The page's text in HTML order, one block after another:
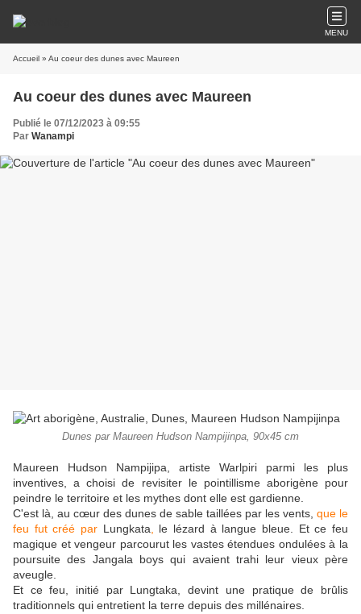
MENU
Accueil » Au coeur des dunes avec Maureen
Au coeur des dunes avec Maureen
Publié le 07/12/2023 à 09:55
Par Wanampi
Dunes par Maureen Hudson Nampijinpa, 90x45 cm
Maureen Hudson Nampijipa, artiste Warlpiri parmi les plus
inventives, a choisi de revisiter le pointillisme aborigène pour
peindre le territoire et les mythes dont elle est gardienne.
C'est là, au cœur des dunes de sable taillées par les vents, que le
feu fut créé par Lungkata
le lézard à langue bleue. Et ce feu
magique et vengeur parcourut les vastes étendues ondulées à la
poursuite des Jangala boys qui avaient trahi leur vieux père
aveugle.
Et ce feu, initié par Lungtaka, devint une pratique de brûlis
traditionnels qui entretient la terre depuis des millénaires.